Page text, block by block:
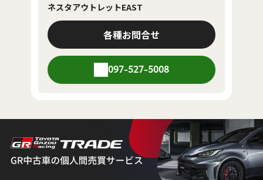
ネスタアウトレットEAST
各種お問合せ
097-527-5008